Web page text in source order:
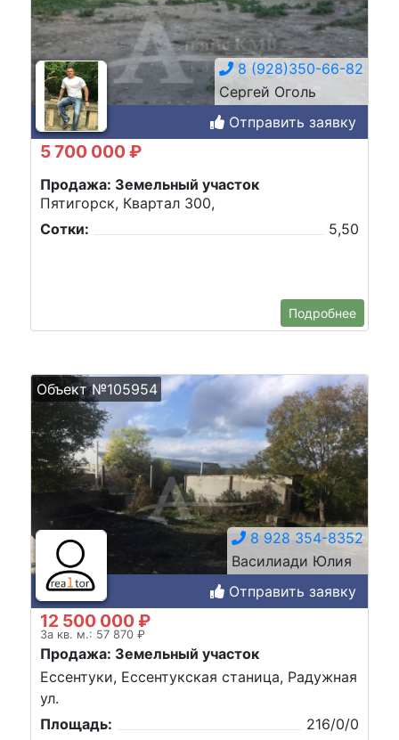
8 (928)350-66-82
Сергей Оголь
Отправить заявку
5 700 000 ₽
Продажа: Земельный участок
Пятигорск, Квартал 300,
Сотки:
5,50
Подробнее
Объект №105954
8 928 354-8352
Василиади Юлия
Отправить заявку
12 500 000 ₽
За кв. м.: 57 870 ₽
Продажа: Земельный участок
Ессентуки, Ессентукская станица, Радужная
ул.
Площадь:
216/0/0